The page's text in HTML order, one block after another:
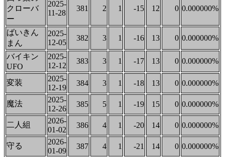
クローバ
ー
2025-
11-28
381 2 1 -15 12 0 0.000000%
ばいきん
まん
2025-
12-05
382 3 1 -16 13 0 0.000000%
バイキン
UFO
2025-
12-12
383 3 1 -17 13 0 0.000000%
変装
2025-
12-19
384 3 1 -18 13 0 0.000000%
魔法
2025-
12-26
385 5 1 -19 15 0 0.000000%
二人組
2026-
01-02
386 4 1 -20 14 0 0.000000%
守る
2026-
01-09
387 4 1 -21 14 0 0.000000%